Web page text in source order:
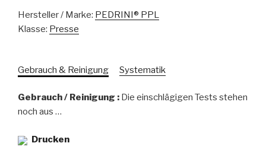
Hersteller / Marke: PEDRINI® PPL
Klasse: Presse
Gebrauch & Reinigung Systematik
Gebrauch / Reinigung : Die einschlägigen Tests stehen
noch aus …
Drucken